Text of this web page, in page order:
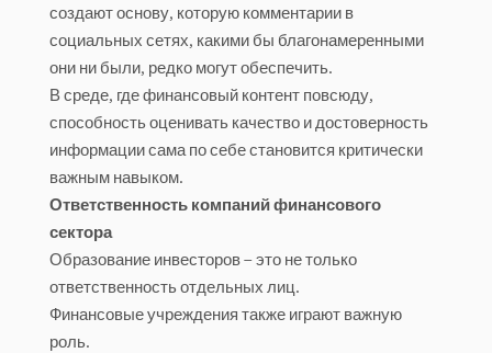
создают основу, которую комментарии в
социальных сетях, какими бы благонамеренными
они ни были, редко могут обеспечить.
В среде, где финансовый контент повсюду,
способность оценивать качество и достоверность
информации сама по себе становится критически
важным навыком.
Ответственность компаний финансового
сектора
Образование инвесторов – это не только
ответственность отдельных лиц.
Финансовые учреждения также играют важную
роль.